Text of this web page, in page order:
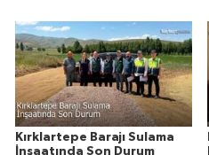
Kırklartepe Barajı Sulama
İnşaatında Son Durum